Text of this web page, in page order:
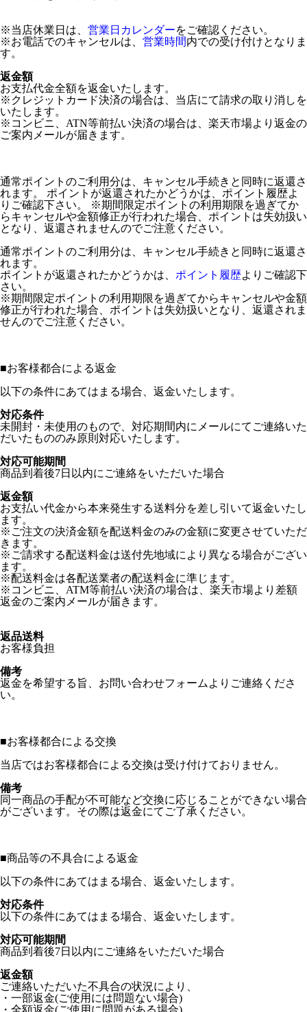
※当店休業日は、 営業日カレンダーをご確認ください。
※お電話でのキャンセルは、 営業時間内での受け付けとなりま
す。
返金額
お支払代金全額を返金いたします。
※クレジットカード決済の場合は、当店にて請求の取り消しを
いたします。
※コンビニ、ATN等前払い決済の場合は、楽天市場より返金の
ご案内メールが届きます。
通常ポイントのご利用分は、キャンセル手続きと同時に返還さ
れます。 ポイントが返還されたかどうかは、ポイント履歴よ
りご確認下さい。 ※期間限定ポイントの利用期限を過ぎてか
らキャンセルや金額修正が行われた場合、ポイントは失効扱い
となり、返還されませんのでご注意ください。
通常ポイントのご利用分は、キャンセル手続きと同時に返還さ
れます。
ポイントが返還されたかどうかは、 ポイント履歴よりご確認下
さい。
※期間限定ポイントの利用期限を過ぎてからキャンセルや金額
修正が行われた場合、ポイントは失効扱いとなり、返還されま
せんのでご注意ください。
■お客様都合による返金
以下の条件にあてはまる場合、返金いたします。
対応条件
未開封・未使用のもので、対応期間内にメールにてご連絡いた
だいたもののみ原則対応いたします。
対応可能期間
商品到着後7日以内にご連絡をいただいた場合
返金額
お支払い代金から本来発生する送料分を差し引いて返金いたし
ます。
※ご注文の決済金額を配送料金のみの金額に変更させていただ
きます。
※ご請求する配送料金は送付先地域により異なる場合がござい
ます。
※配送料金は各配送業者の配送料金に準じます。
※コンビニ、ATM等前払い決済の場合は、楽天市場より差額
返金のご案内メールが届きます。
返品送料
お客様負担
備考
返金を希望する旨、お問い合わせフォームよりご連絡くださ
い。
■お客様都合による交換
当店ではお客様都合による交換は受け付けておりません。
備考
同一商品の手配が不可能など交換に応じることができない場合
がございます。その際は返金にてご了承ください。
■商品等の不具合による返金
以下の条件にあてはまる場合、返金いたします。
対応条件
以下の条件にあてはまる場合、返金いたします。
対応可能期間
商品到着後7日以内にご連絡をいただいた場合
返金額
ご連絡いただいた不具合の状況により、
・一部返金(ご使用には問題ない場合)
・全額返金(ご使用に問題がある場合)